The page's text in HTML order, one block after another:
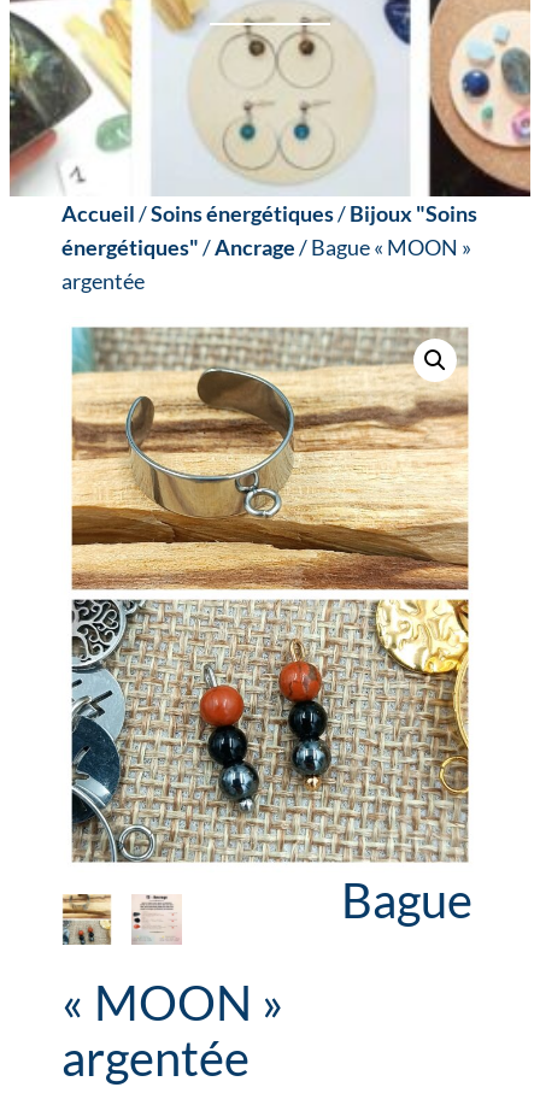
Accueil/Soins énergétiques/Bijoux "Soins
énergétiques"/Ancrage/ Bague « MOON »
argentée
Bague
« MOON »
argentée